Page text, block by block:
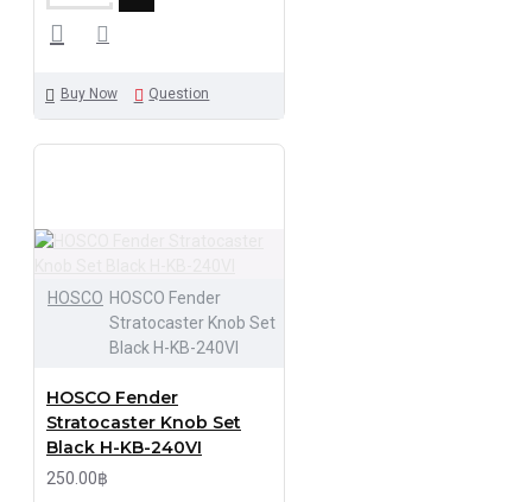
Buy Now Question
HOSCO HOSCO Fender
Stratocaster Knob Set
Black H-KB-240VI
HOSCO Fender
Stratocaster Knob Set
Black H-KB-240VI
250.00฿